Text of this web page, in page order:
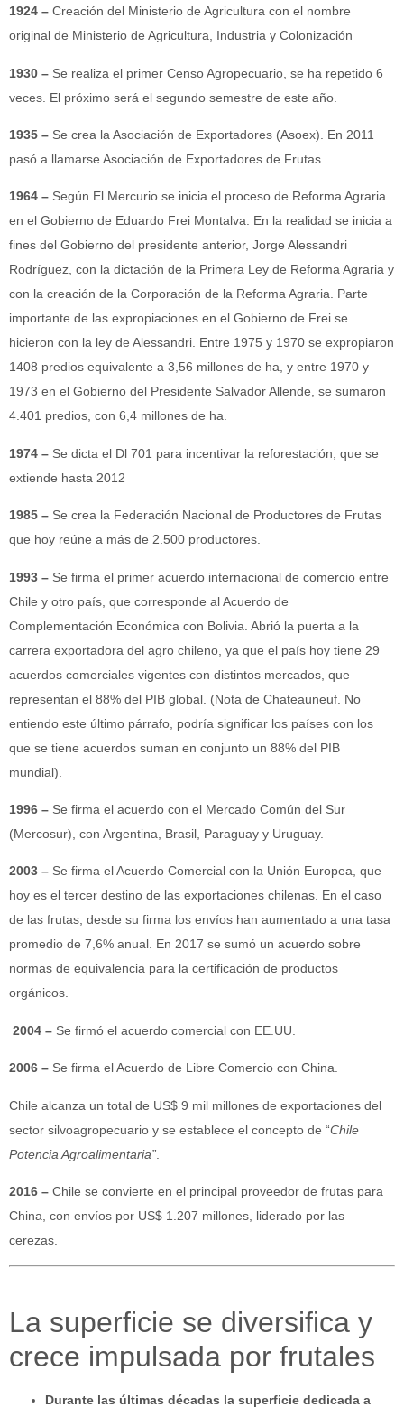
1924 – Creación del Ministerio de Agricultura con el nombre
original de Ministerio de Agricultura, Industria y Colonización
1930 – Se realiza el primer Censo Agropecuario, se ha repetido 6
veces. El próximo será el segundo semestre de este año.
1935 – Se crea la Asociación de Exportadores (Asoex). En 2011
pasó a llamarse Asociación de Exportadores de Frutas
1964 – Según El Mercurio se inicia el proceso de Reforma Agraria
en el Gobierno de Eduardo Frei Montalva. En la realidad se inicia a
fines del Gobierno del presidente anterior, Jorge Alessandri
Rodríguez, con la dictación de la Primera Ley de Reforma Agraria y
con la creación de la Corporación de la Reforma Agraria. Parte
importante de las expropiaciones en el Gobierno de Frei se
hicieron con la ley de Alessandri. Entre 1975 y 1970 se expropiaron
1408 predios equivalente a 3,56 millones de ha, y entre 1970 y
1973 en el Gobierno del Presidente Salvador Allende, se sumaron
4.401 predios, con 6,4 millones de ha.
1974 – Se dicta el Dl 701 para incentivar la reforestación, que se
extiende hasta 2012
1985 – Se crea la Federación Nacional de Productores de Frutas
que hoy reúne a más de 2.500 productores.
1993 – Se firma el primer acuerdo internacional de comercio entre
Chile y otro país, que corresponde al Acuerdo de
Complementación Económica con Bolivia. Abrió la puerta a la
carrera exportadora del agro chileno, ya que el país hoy tiene 29
acuerdos comerciales vigentes con distintos mercados, que
representan el 88% del PIB global. (Nota de Chateauneuf. No
entiendo este último párrafo, podría significar los países con los
que se tiene acuerdos suman en conjunto un 88% del PIB
mundial).
1996 – Se firma el acuerdo con el Mercado Común del Sur
(Mercosur), con Argentina, Brasil, Paraguay y Uruguay.
2003 – Se firma el Acuerdo Comercial con la Unión Europea, que
hoy es el tercer destino de las exportaciones chilenas. En el caso
de las frutas, desde su firma los envíos han aumentado a una tasa
promedio de 7,6% anual. En 2017 se sumó un acuerdo sobre
normas de equivalencia para la certificación de productos
orgánicos.
2004 – Se firmó el acuerdo comercial con EE.UU.
2006 – Se firma el Acuerdo de Libre Comercio con China.
Chile alcanza un total de US$ 9 mil millones de exportaciones del
sector silvoagropecuario y se establece el concepto de “Chile
Potencia Agroalimentaria”
2016 – Chile se convierte en el principal proveedor de frutas para
China, con envíos por US$ 1.207 millones, liderado por las
cerezas.
La superficie se diversifica y
crece impulsada por frutales
Durante las últimas décadas la superficie dedicada a